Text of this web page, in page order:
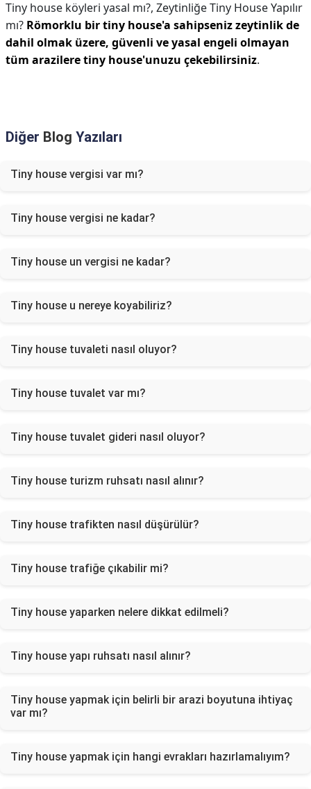
Tiny house köyleri yasal mı?, Zeytinliğe Tiny House Yapılır
mı? Römorklu bir tiny house'a sahipseniz zeytinlik de
dahil olmak üzere, güvenli ve yasal engeli olmayan
tüm arazilere tiny house'unuzu çekebilirsiniz.
Diğer Blog Yazıları
Tiny house vergisi var mı?
Tiny house vergisi ne kadar?
Tiny house un vergisi ne kadar?
Tiny house u nereye koyabiliriz?
Tiny house tuvaleti nasıl oluyor?
Tiny house tuvalet var mı?
Tiny house tuvalet gideri nasıl oluyor?
Tiny house turizm ruhsatı nasıl alınır?
Tiny house trafikten nasıl düşürülür?
Tiny house trafiğe çıkabilir mi?
Tiny house yaparken nelere dikkat edilmeli?
Tiny house yapı ruhsatı nasıl alınır?
Tiny house yapmak için belirli bir arazi boyutuna ihtiyaç
var mı?
Tiny house yapmak için hangi evrakları hazırlamalıyım?